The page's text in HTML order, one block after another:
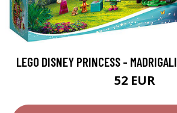
LEGO DISNEY PRINCESS -
52 EUR